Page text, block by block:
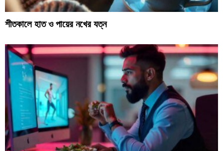
শীতকালে হাত ও পায়ের নখের যত্ন